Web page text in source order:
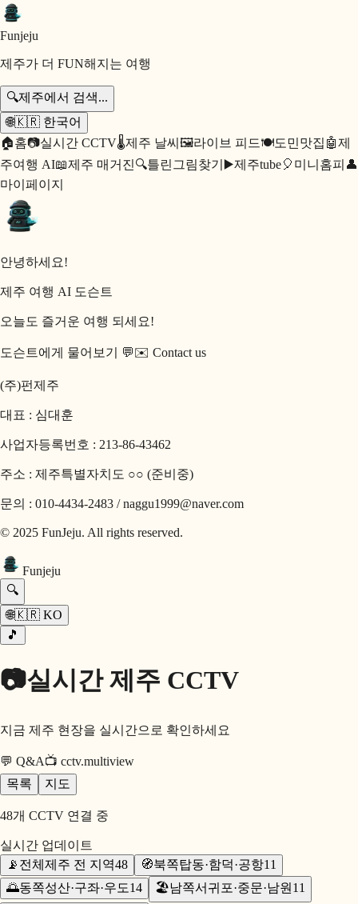
Funjeju
제주가 더 FUN해지는 여행
🔍제주에서 검색...
🌐🇰🇷 한국어
🏠홈📷실시간 CCTV🌡️제주 날씨 🖼️라이브 피드🍽️도민맛집 🤖제
주여행 AI📖제주 매거진🔍틀린그림찾기 ▶️제주tube🎈 미니홈피 👤
마이페이지
안녕하세요!
제주 여행 AI 도슨트
오늘도 즐거운 여행 되세요!
도슨트에게 물어보기 💬✉️ Contact us
(주)펀제주
대표 : 심대훈
사업자등록번호 : 213-86-43462
주소 : 제주특별자치도 ○○ (준비중)
문의 : 010-4434-2483 / naggu1999@naver.com
© 2025 FunJeju. All rights reserved.
Funjeju
🔍
🌐🇰🇷 KO
🎵
📷실시간 제주 CCTV
지금 제주 현장을 실시간으로 확인하세요
💬 Q&A📺 cctv.multiview
목록
지도
48개 CCTV 연결 중
실시간 업데이트
📡 전체 제주 전 지역48 🧭북쪽탑동·함덕·공항11
🌅동쪽성산·구좌·우도14 🏖️남쪽서귀포·중문·남원 11